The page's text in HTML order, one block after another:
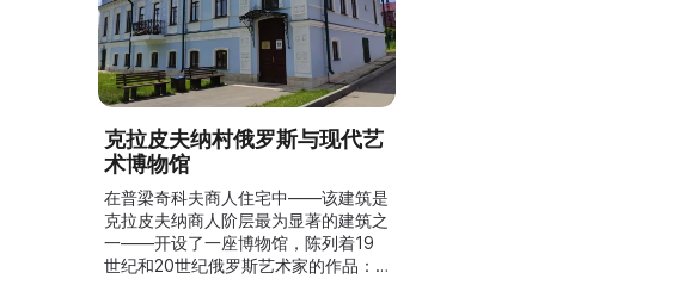
克拉皮夫纳村俄罗斯与现代艺
术博物馆
在普梁奇科夫商人住宅中——该建筑是
克拉皮夫纳商人阶层最为显著的建筑之
一——开设了一座博物馆，陈列着19
世纪和20世纪俄罗斯艺术家的作品：